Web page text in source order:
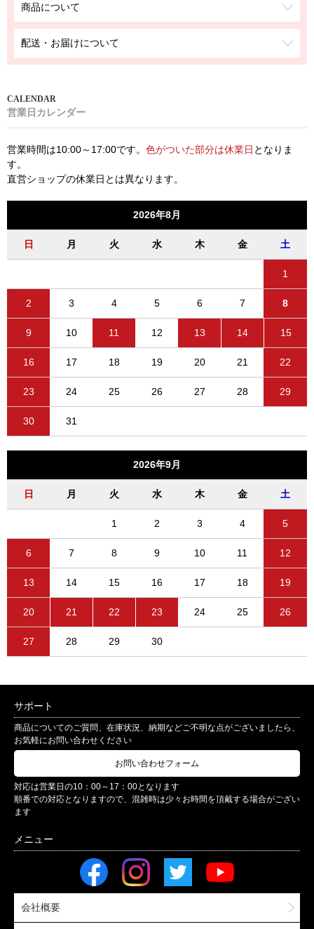
商品について
配送・お届けについて
営業日カレンダー
営業時間は10:00～17:00です。 色がついた部分は休業日 となりま
す。
直営ショップの休業日とは異なります。
2026年8月
日 月 火 水 木 金 土
1
2 3 4 5 6 7 8
9 10 11 12 13 14 15
16 17 18 19 20 21 22
23 24 25 26 27 28 29
30 31
2026年9月
日 月 火 水 木 金 土
1 2 3 4 5
6 7 8 9 10 11 12
13 14 15 16 17 18 19
20 21 22 23 24 25 26
27 28 29 30
サポート
商品についてのご質問、在庫状況、納期などご不明な点がございましたら、
お気軽にお問い合わせください
お問い合わせフォーム
対応は営業日の10：00～17：00となります
順番での対応となりますので、混雑時は少々お時間を頂戴する場合がござい
ます
会社概要